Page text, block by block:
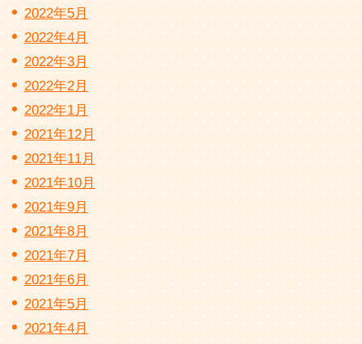
2022年5月
2022年4月
2022年3月
2022年2月
2022年1月
2021年12月
2021年11月
2021年10月
2021年9月
2021年8月
2021年7月
2021年6月
2021年5月
2021年4月